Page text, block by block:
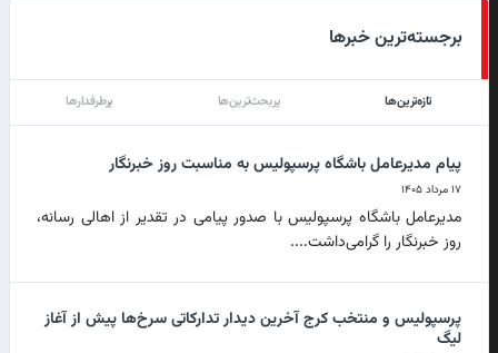
برجسته‌ترین خبرها
تازه‌ترین‌ها پربحث‌ترین‌ها پرطرفدارها
پیام مدیرعامل باشگاه پرسپولیس به مناسبت روز خبرنگار
۱۷ مرداد ۱۴۰۵
مدیرعامل باشگاه پرسپولیس با صدور پیامی در تقدیر از اهالی رسانه،
روز خبرنگار را گرامی‌داشت....
پرسپولیس و منتخب کرج آخرین دیدار تدارکاتی سرخ‌ها پیش از آغاز
لیگ